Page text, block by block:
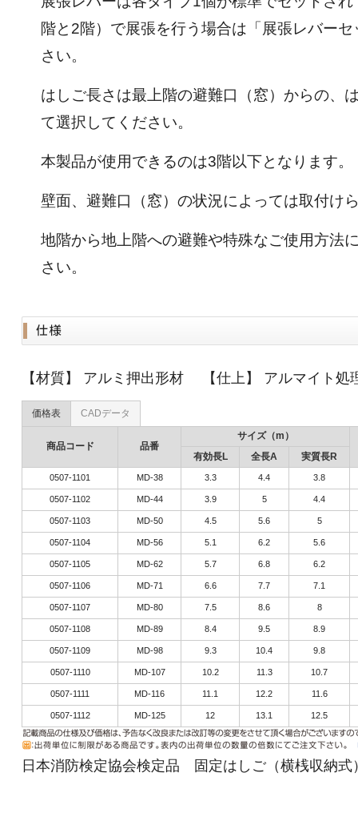
階と2階）で展張を行う場合は「展張レバー
さい。
はしご長さは最上階の避難口（窓）からの、
て選択してください。
本製品が使用できるのは3階以下となります
壁面、避難口（窓）の状況によっては取付け
地階から地上階への避難や特殊なご使用方法
さい。
【材質】 アルミ押出形材 【仕上】 アルマイト
価格表 CADデータ
商品コード 品番
0507-1101 MD-38
0507-1102 MD-44
0507-1103 MD-50
0507-1104 MD-56
0507-1105 MD-62
0507-1106 MD-71
0507-1107 MD-80
0507-1108 MD-89
0507-1109 MD-98
0507-1110 MD-107
0507-1111 MD-116
0507-1112 MD-125
サイズ（m）
有効長L
全長A 実質長R
3.3 4.4 3.8
3.9 5 4.4
4.5 5.6 5
5.1 6.2 5.6
5.7 6.8 6.2
6.6 7.7 7.1
7.5 8.6 8
8.4 9.5 8.9
9.3 10.4 9.8
10.2 11.3 10.7
11.1 12.2 11.6
12 13.1 12.5
日本消防検定協会検定品 固定はしご（横桟収納